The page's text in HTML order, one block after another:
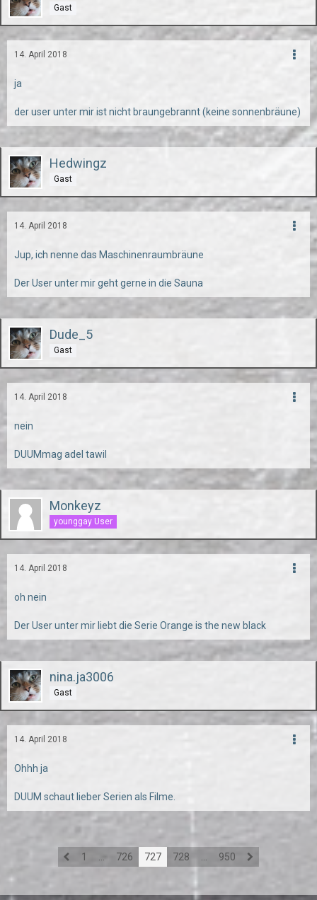
Gast
14. April 2018
ja
der user unter mir ist nicht braungebrannt (keine sonnenbräune)
Hedwingz
Gast
14. April 2018
Jup, ich nenne das Maschinenraumbräune
Der User unter mir geht gerne in die Sauna
Dude_5
Gast
14. April 2018
nein
DUUMmag adel tawil
Monkeyz
younggay User
14. April 2018
oh nein
Der User unter mir liebt die Serie Orange is the new black
nina.ja3006
Gast
14. April 2018
Ohhh ja
DUUM schaut lieber Serien als Filme.
1 726 727 728 950